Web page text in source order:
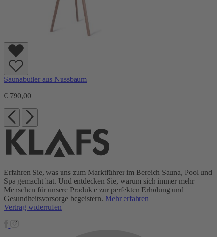
Saunabutler aus Nussbaum
€ 790,00
Erfahren Sie, was uns zum Marktführer im Bereich Sauna, Pool und
Spa gemacht hat. Und entdecken Sie, warum sich immer mehr
Menschen für unsere Produkte zur perfekten Erholung und
Gesundheitsvorsorge begeistern. Mehr erfahren
Vertrag widerrufen